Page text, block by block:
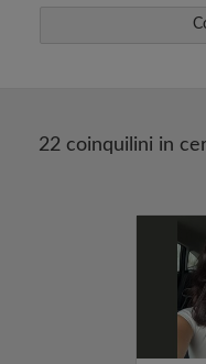
22 coinquilini in